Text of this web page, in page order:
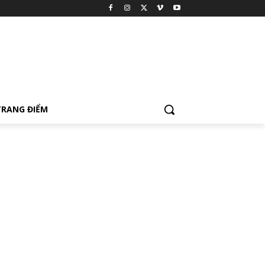
ĐIỂM